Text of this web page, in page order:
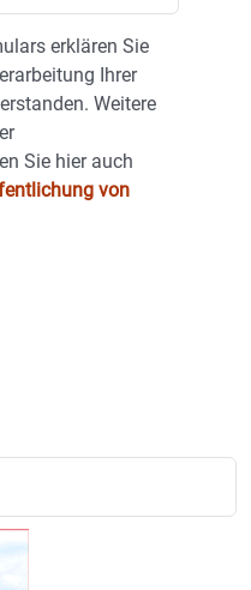
erklären Sie
Ihrer
Weitere
Sie hier auch
von